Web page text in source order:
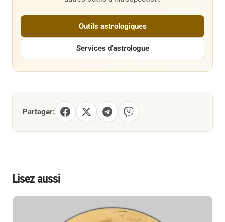
Outils astrologiques
Services d'astrologue
Partager:
Lisez aussi